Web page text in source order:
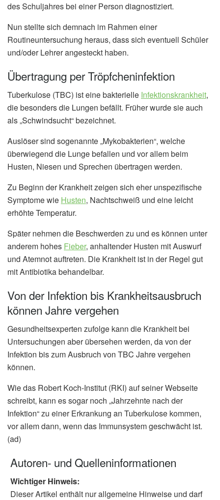
des Schuljahres bei einer Person diagnostiziert.
Nun stellte sich demnach im Rahmen einer
Routineuntersuchung heraus, dass sich eventuell Schüler
und/oder Lehrer angesteckt haben.
Übertragung per Tröpfcheninfektion
Tuberkulose (TBC) ist eine bakterielle Infektionskrankheit,
die besonders die Lungen befällt. Früher wurde sie auch
als „Schwindsucht“ bezeichnet.
Auslöser sind sogenannte „Mykobakterien“, welche
überwiegend die Lunge befallen und vor allem beim
Husten, Niesen und Sprechen übertragen werden.
Zu Beginn der Krankheit zeigen sich eher unspezifische
Symptome wie Husten, Nachtschweiß und eine leicht
erhöhte Temperatur.
Später nehmen die Beschwerden zu und es können unter
anderem hohes Fieber, anhaltender Husten mit Auswurf
und Atemnot auftreten. Die Krankheit ist in der Regel gut
mit Antibiotika behandelbar.
Von der Infektion bis Krankheitsausbruch
können Jahre vergehen
Gesundheitsexperten zufolge kann die Krankheit bei
Untersuchungen aber übersehen werden, da von der
Infektion bis zum Ausbruch von TBC Jahre vergehen
können.
Wie das Robert Koch-Institut (RKI) auf seiner Webseite
schreibt, kann es sogar noch „Jahrzehnte nach der
Infektion“ zu einer Erkrankung an Tuberkulose kommen,
vor allem dann, wenn das Immunsystem geschwächt ist.
(ad)
Autoren- und Quelleninformationen
Wichtiger Hinweis:
Dieser Artikel enthält nur allgemeine Hinweise und darf